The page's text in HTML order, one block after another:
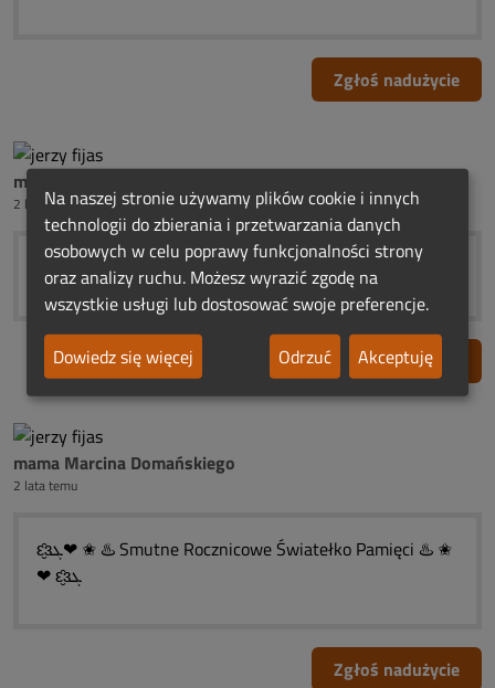
Zgłoś nadużycie
mama Marcina Domańskiego
2 lata temu
☘️ ☀️ Urodzinowe Światełko Pamięci ❤️☘️
Zgłoś nadużycie
mama Marcina Domańskiego
2 lata temu
ԑ̮̑ɜܓ❤ ✬ ♨️ Smutne Rocznicowe Światełko Pamięci ♨️ ✬
❤ ԑ̮̑ɜܓ
Zgłoś nadużycie
Na naszej stronie używamy plików cookie i innych
technologii do zbierania i przetwarzania danych
osobowych w celu poprawy funkcjonalności strony
oraz analizy ruchu. Możesz wyrazić zgodę na
wszystkie usługi lub dostosować swoje preferencje.
Dowiedz się więcej
Odrzuć Akceptuję